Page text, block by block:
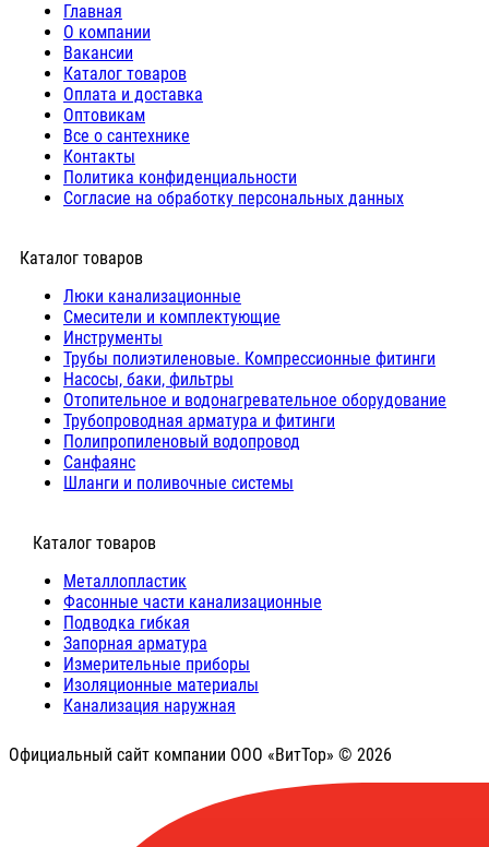
Главная
О компании
Вакансии
Каталог товаров
Оплата и доставка
Оптовикам
Все о сантехнике
Контакты
Политика конфиденциальности
Согласие на обработку персональных данных
Каталог товаров
Люки канализационные
Cмесители и комплектующие
Инструменты
Трубы полиэтиленовые. Компрессионные фитинги
Насосы, баки, фильтры
Отопительное и водонагревательное оборудование
Трубопроводная арматура и фитинги
Полипропиленовый водопровод
Санфаянс
Шланги и поливочные системы
⠀Каталог товаров
Металлопластик
Фасонные части канализационные
Подводка гибкая
Запорная арматура
Измерительные приборы
Изоляционные материалы
Канализация наружная
Официальный сайт компании ООО «ВитТор» © 2026